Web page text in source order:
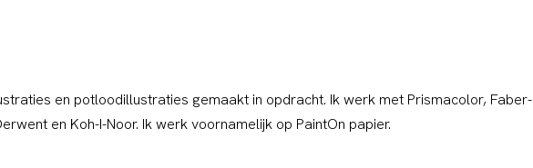
en potloodillustraties gemaakt in opdracht. Ik werk met Prismacolor, Faber-
en Koh-I-Noor. Ik werk voornamelijk op PaintOn papier.